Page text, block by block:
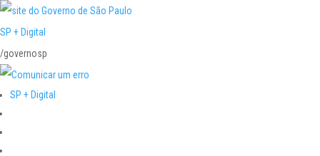
SP + Digital
/governosp
SP + Digital